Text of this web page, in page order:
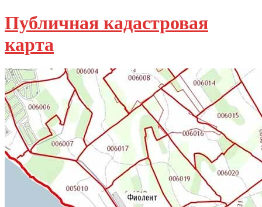
Публичная кадастровая
карта